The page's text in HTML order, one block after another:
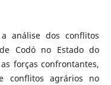
análise dos conflitos
Codó no Estado do
forças confrontantes,
conflitos agrários no